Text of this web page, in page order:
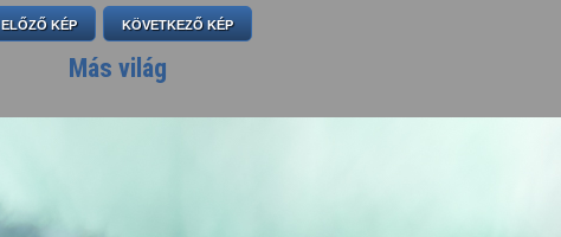
ELŐZŐ KÉP KÖVETKEZŐ KÉP
Más világ